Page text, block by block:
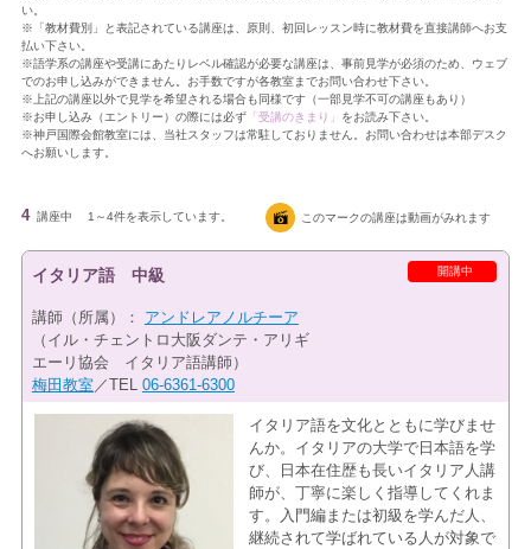
い。
※「教材費別」と表記されている講座は、原則、初回レッスン時に教材費を直接講師へお支
払い下さい。
※語学系の講座や受講にあたりレベル確認が必要な講座は、事前見学が必須のため、ウェブ
でのお申し込みができません。お手数ですが各教室までお問い合わせ下さい。
※上記の講座以外で見学を希望される場合も同様です（一部見学不可の講座もあり）
※お申し込み（エントリー）の際には必ず「受講のきまり」 をお読み下さい。
※神戸国際会館教室には、当社スタッフは常駐しておりません。お問い合わせは本部デスク
へお願いします。
4 講座中 1～4件を表示しています。 このマークの講座は動画がみれます
開講中
イタリア語 中級
講師（所属）： アンドレアノルチーア
（イル・チェントロ大阪ダンテ・アリギ
エーリ協会 イタリア語講師）
梅田教室 ／TEL 06-6361-6300
イタリア語を文化とともに学びませ
んか。イタリアの大学で日本語を学
び、日本在住歴も長いイタリア人講
師が、丁寧に楽しく指導してくれま
す。入門編または初級を学んだ人、
継続されて学ばれている人が対象で